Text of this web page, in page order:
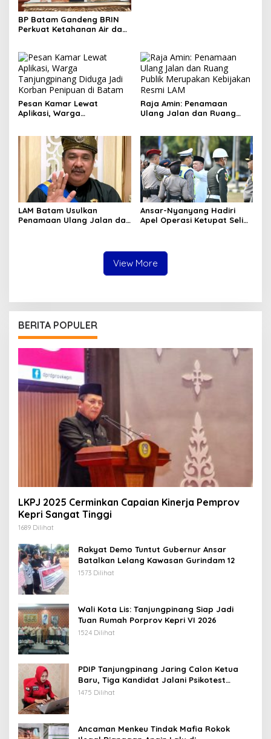
BP Batam Gandeng BRIN
Perkuat Ketahanan Air dan
Pesan Kamar Lewat
Aplikasi, Warga
Raja Amin: Penamaan
Ulang Jalan dan Ruang
LAM Batam Usulkan
Penamaan Ulang Jalan dan
Ansar-Nyanyang Hadiri
Apel Operasi Ketupat Seligi
View More
BERITA POPULER
LKPJ 2025 Cerminkan Capaian Kinerja Pemprov
Kepri Sangat Tinggi
1689 Dilihat
Rakyat Demo Tuntut Gubernur Ansar
Batalkan Lelang Kawasan Gurindam 12
1573 Dilihat
Wali Kota Lis: Tanjungpinang Siap Jadi
Tuan Rumah Porprov Kepri VI 2026
1524 Dilihat
PDIP Tanjungpinang Jaring Calon Ketua
Baru, Tiga Kandidat Jalani Psikotest
Daring
1475 Dilihat
Ancaman Menkeu Tindak Mafia Rokok